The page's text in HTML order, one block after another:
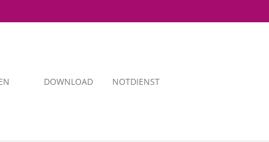
DOWNLOAD NOTDIENST